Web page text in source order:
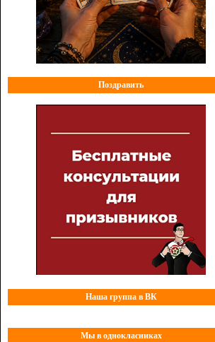
Поздравить
Наша группа в ВК
Мы в однокласниках